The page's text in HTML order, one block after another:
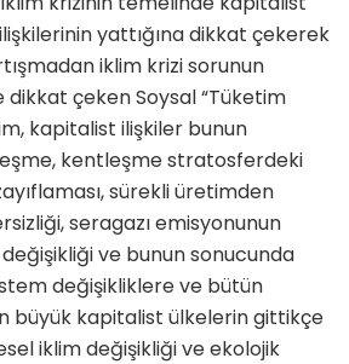
yattığına dikkat çekerek
iklim krizi sorunun
çeken Soysal “Tüketim
kapitalist ilişkiler bunun
kentleşme stratosferdeki
sürekli üretimden
seragazı emisyonunun
değişikliği ve bunun sonucunda
değişikliklere ve bütün
büyük kapitalist ülkelerin gittikçe
iklim değişikliği ve ekolojik